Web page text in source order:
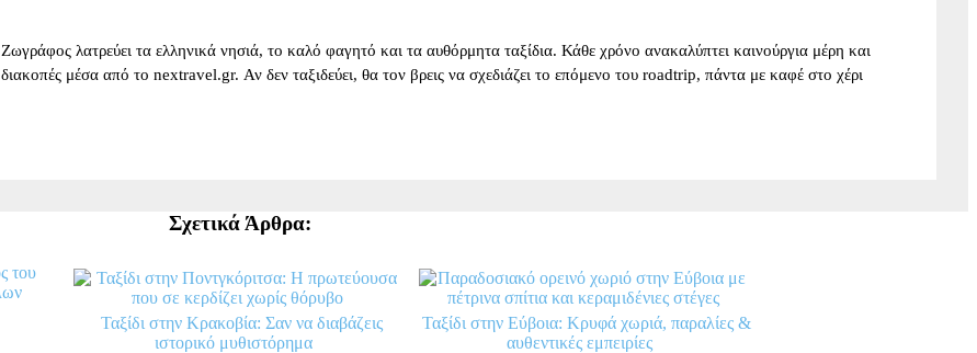
λατρεύει τα ελληνικά νησιά, το καλό φαγητό και τα αυθόρμητα ταξίδια. Κάθε χρόνο ανακαλύπτει καινούργια μέρη και
διακοπές μέσα από το nextravel.gr. Αν δεν ταξιδεύει, θα τον βρεις να σχεδιάζει το επόμενο του roadtrip, πάντα με καφέ στο χέρι
Σχετικά Άρθρα:
του
Ταξίδι στην Κρακοβία: Σαν να διαβάζεις
ιστορικό μυθιστόρημα
Ταξίδι στην Εύβοια: Κρυφά χωριά, παραλίες &
αυθεντικές εμπειρίες